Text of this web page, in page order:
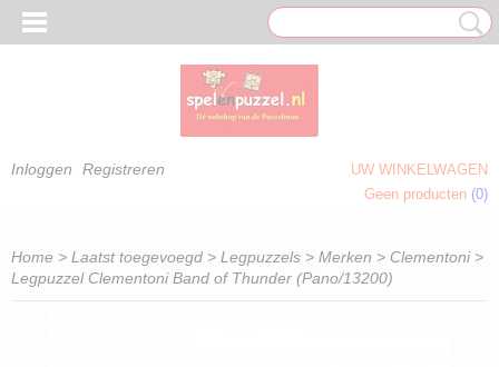
Inloggen Registreren
UW WINKELWAGEN
Geen producten (0)
Home > Laatst toegevoegd > Legpuzzels > Merken > Clementoni>
Legpuzzel Clementoni Band of Thunder (Pano/13200)